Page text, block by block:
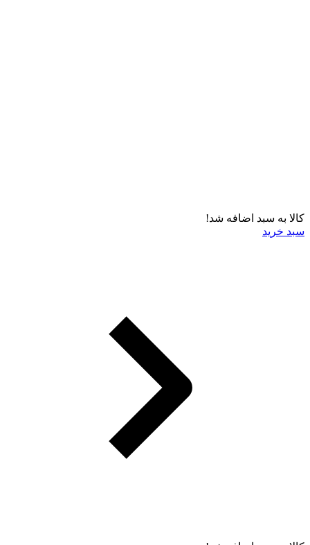
کالا به سبد اضافه شد!
سبد خرید